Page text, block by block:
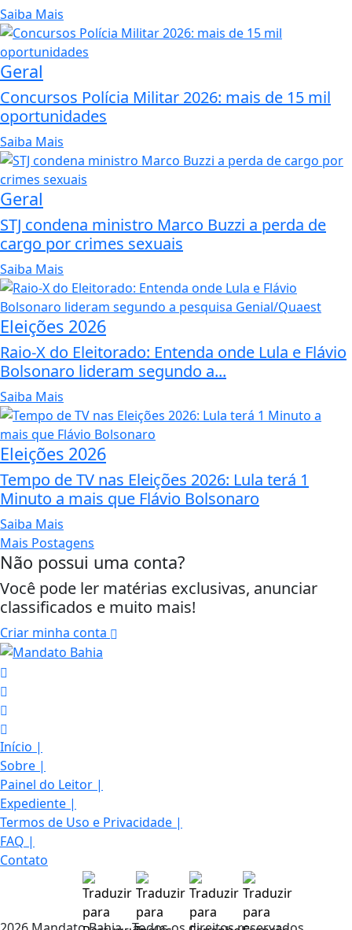
Saiba Mais
Geral
Concursos Polícia Militar 2026: mais de 15 mil
oportunidades
Saiba Mais
Geral
STJ condena ministro Marco Buzzi a perda de
cargo por crimes sexuais
Saiba Mais
Eleições 2026
Raio-X do Eleitorado: Entenda onde Lula e Flávio
Bolsonaro lideram segundo a...
Saiba Mais
Eleições 2026
Tempo de TV nas Eleições 2026: Lula terá 1
Minuto a mais que Flávio Bolsonaro
Saiba Mais
Mais Postagens
Não possui uma conta?
Você pode ler matérias exclusivas, anunciar
classificados e muito mais!
Criar minha conta
Início |
Sobre |
Painel do Leitor |
Expediente |
Termos de Uso e Privacidade |
FAQ |
Contato
Termos de Uso e Privacidade